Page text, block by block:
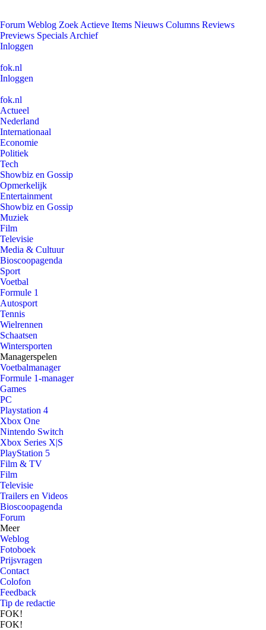
Forum Weblog Zoek Actieve Items Nieuws Columns Reviews
Previews Specials Archief
Inloggen
fok.nl
Inloggen
fok.nl
Actueel
Nederland
Internationaal
Economie
Politiek
Tech
Showbiz en Gossip
Opmerkelijk
Entertainment
Showbiz en Gossip
Muziek
Film
Televisie
Media & Cultuur
Bioscoopagenda
Sport
Voetbal
Formule 1
Autosport
Tennis
Wielrennen
Schaatsen
Wintersporten
Managerspelen
Voetbalmanager
Formule 1-manager
Games
PC
Playstation 4
Xbox One
Nintendo Switch
Xbox Series X|S
PlayStation 5
Film & TV
Film
Televisie
Trailers en Videos
Bioscoopagenda
Forum
Meer
Weblog
Fotoboek
Prijsvragen
Contact
Colofon
Feedback
Tip de redactie
FOK!
FOK!